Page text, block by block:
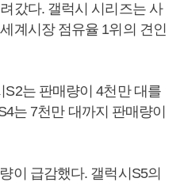
갔다. 갤럭시 시리즈는 사
계시장 점유율 1위의 견인
는 판매량이 4천만 대를
는 7천만 대까지 판매량이
이 급감했다. 갤럭시S5의